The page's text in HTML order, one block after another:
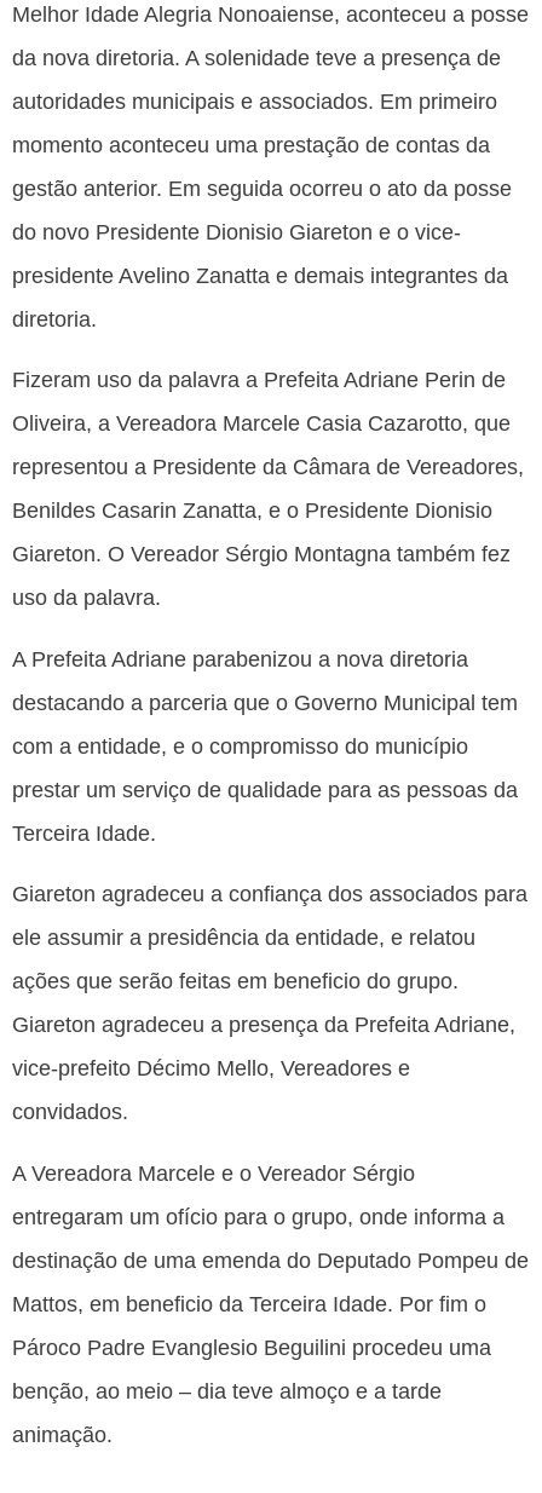
Melhor Idade Alegria Nonoaiense, aconteceu a posse
da nova diretoria. A solenidade teve a presença de
autoridades municipais e associados. Em primeiro
momento aconteceu uma prestação de contas da
gestão anterior. Em seguida ocorreu o ato da posse
do novo Presidente Dionisio Giareton e o vice-
presidente Avelino Zanatta e demais integrantes da
diretoria.
Fizeram uso da palavra a Prefeita Adriane Perin de
Oliveira, a Vereadora Marcele Casia Cazarotto, que
representou a Presidente da Câmara de Vereadores,
Benildes Casarin Zanatta, e o Presidente Dionisio
Giareton. O Vereador Sérgio Montagna também fez
uso da palavra.
A Prefeita Adriane parabenizou a nova diretoria
destacando a parceria que o Governo Municipal tem
com a entidade, e o compromisso do município
prestar um serviço de qualidade para as pessoas da
Terceira Idade.
Giareton agradeceu a confiança dos associados para
ele assumir a presidência da entidade, e relatou
ações que serão feitas em beneficio do grupo.
Giareton agradeceu a presença da Prefeita Adriane,
vice-prefeito Décimo Mello, Vereadores e
convidados.
A Vereadora Marcele e o Vereador Sérgio
entregaram um ofício para o grupo, onde informa a
destinação de uma emenda do Deputado Pompeu de
Mattos, em beneficio da Terceira Idade. Por fim o
Pároco Padre Evanglesio Beguilini procedeu uma
benção, ao meio – dia teve almoço e a tarde
animação.